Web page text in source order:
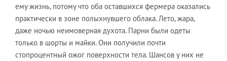
ему жизнь, потому что оба оставшихся фермера оказались
практически в зоне полыхнувшего облака. Лето, жара,
даже ночью неимоверная духота. Парни были одеты
только в шорты и майки. Они получили почти
стопроцентный ожог поверхности тела. Шансов у них не